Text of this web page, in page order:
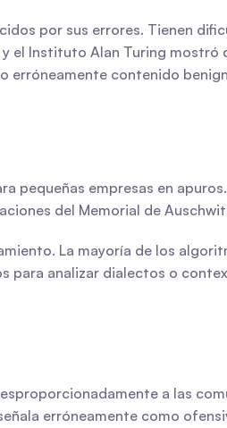
por sus errores. Tienen
el Instituto Alan Turing
erróneamente contenido
pequeñas empresas en apuros.
del Memorial de
La mayoría de los
para analizar dialectos o
a las
erróneamente como